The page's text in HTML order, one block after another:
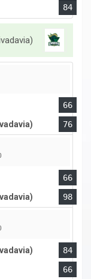
84
66
76
66
98
84
66